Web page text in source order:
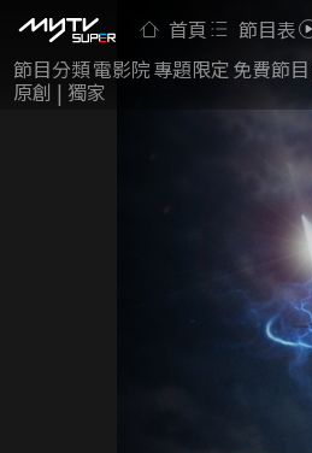
首頁 節目表
節目分類電影院專題限定 免費節目
原創 | 獨家